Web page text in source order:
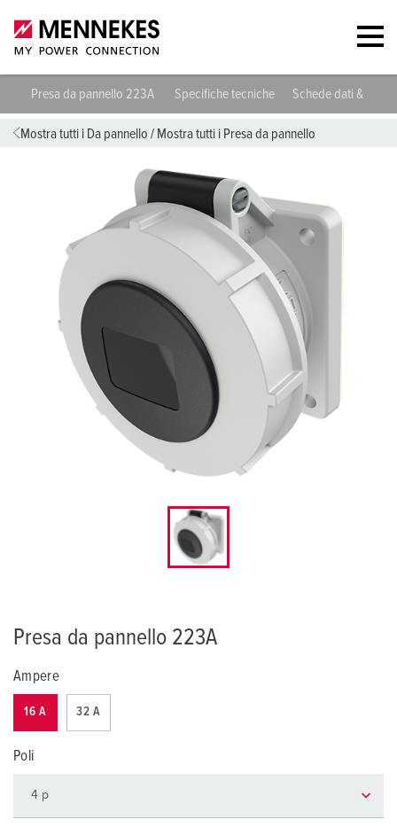
Presa da pannello 223A Specifiche tecniche Schede dati &
Mostra tutti i Da pannello / Mostra tutti i Presa da pannello
Presa da pannello 223A
Ampere
16 A 32 A
Poli